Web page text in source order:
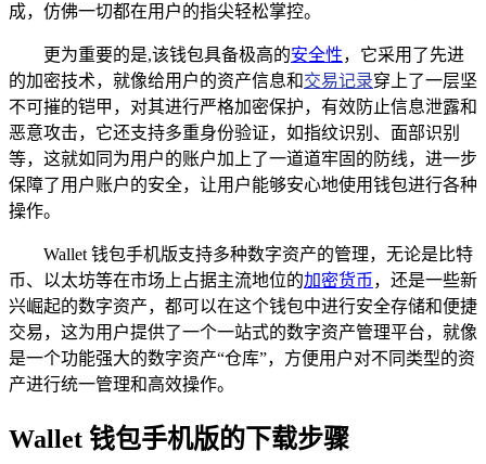
成，仿佛一切都在用户的指尖轻松掌控。
更为重要的是,该钱包具备极高的安全性，它采用了先进
的加密技术，就像给用户的资产信息和交易记录穿上了一层坚
不可摧的铠甲，对其进行严格加密保护，有效防止信息泄露和
恶意攻击，它还支持多重身份验证，如指纹识别、面部识别
等，这就如同为用户的账户加上了一道道牢固的防线，进一步
保障了用户账户的安全，让用户能够安心地使用钱包进行各种
操作。
Wallet 钱包手机版支持多种数字资产的管理，无论是比特
币、以太坊等在市场上占据主流地位的加密货币 ，还是一些新
兴崛起的数字资产，都可以在这个钱包中进行安全存储和便捷
交易，这为用户提供了一个一站式的数字资产管理平台，就像
是一个功能强大的数字资产“仓库”，方便用户对不同类型的资
产进行统一管理和高效操作。
Wallet 钱包手机版的下载步骤